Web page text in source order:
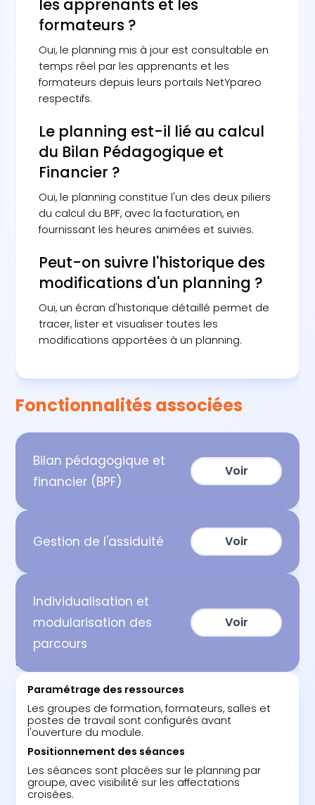
ETAPES
Paramétrage des ressources
Les groupes de formation, formateurs, salles et
postes de travail sont configurés avant
l'ouverture du module.
Positionnement des séances
Les séances sont placées sur le planning par
groupe, avec visibilité sur les affectations
croisées.
les apprenants et les
formateurs ?
Oui, le planning mis à jour est consultable en
temps réel par les apprenants et les
formateurs depuis leurs portails NetYpareo
respectifs.
Le planning est-il lié au calcul
du Bilan Pédagogique et
Financier ?
Oui, le planning constitue l'un des deux piliers
du calcul du BPF, avec la facturation, en
fournissant les heures animées et suivies.
Peut-on suivre l'historique des
modifications d'un planning ?
Oui, un écran d'historique détaillé permet de
tracer, lister et visualiser toutes les
modifications apportées à un planning.
Fonctionnalités associées
Bilan pédagogique et
financier (BPF)
Voir
Gestion de l'assiduité Voir
Individualisation et
modularisation des
parcours
Voir